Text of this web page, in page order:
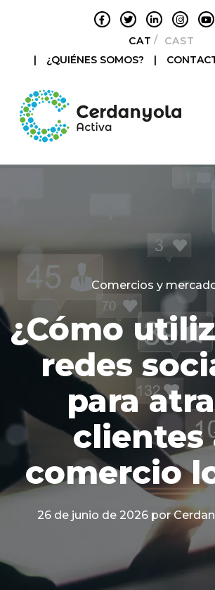
CATALÀ
|
¿QUIÉNES SOMOS? |
Comercios y
¿Cómo
redes
para
clientes
comercio
26 de junio de 2026 por